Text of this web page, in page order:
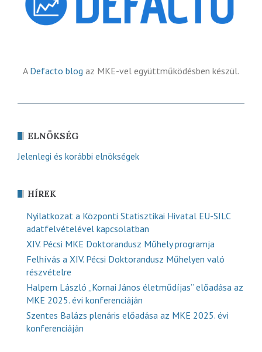
A Defacto blog az MKE-vel együttműködésben készül.
ELNÖKSÉG
Jelenlegi és korábbi elnökségek
HÍREK
Nyilatkozat a Központi Statisztikai Hivatal EU-SILC
adatfelvételével kapcsolatban
XIV. Pécsi MKE Doktorandusz Műhely programja
Felhívás a XIV. Pécsi Doktorandusz Műhelyen való
részvételre
Halpern László „Kornai János életműdíjas” előadása az
MKE 2025. évi konferenciáján
Szentes Balázs plenáris előadása az MKE 2025. évi
konferenciáján